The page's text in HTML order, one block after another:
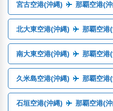
宮古空港(沖縄) 那覇空港(
北大東空港(沖縄) 那覇空港
南大東空港(沖縄) 那覇空港
久米島空港(沖縄) 那覇空港
石垣空港(沖縄) 那覇空港(